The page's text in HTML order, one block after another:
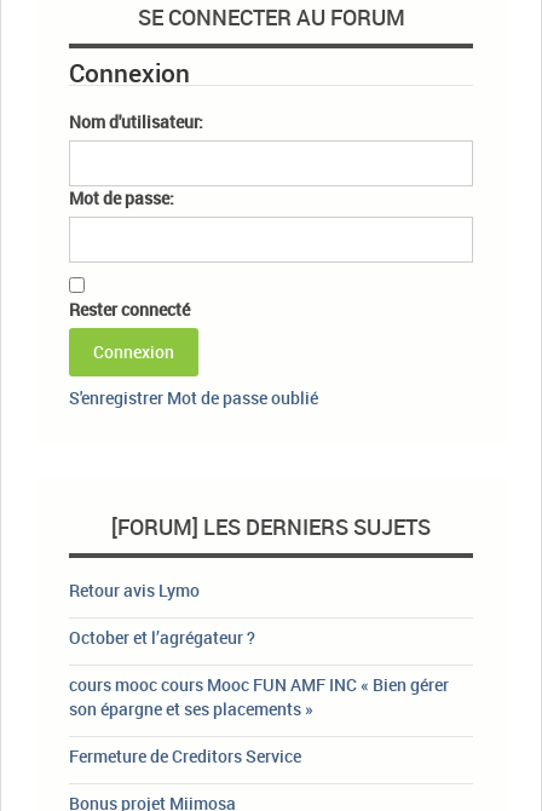
SE CONNECTER AU FORUM
Connexion
Nom d'utilisateur:
Mot de passe:
Rester connecté
Connexion
S'enregistrer Mot de passe oublié
[FORUM] LES DERNIERS SUJETS
Retour avis Lymo
October et l’agrégateur ?
cours mooc cours Mooc FUN AMF INC « Bien gérer
son épargne et ses placements »
Fermeture de Creditors Service
Bonus projet Miimosa